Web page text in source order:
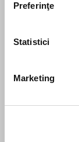
Preferinţe
Statistici
Marketing
The
in the